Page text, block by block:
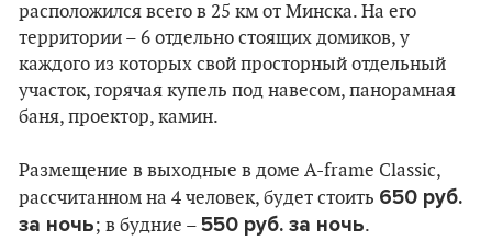
расположился всего в 25 км от Минска. На его
территории – 6 отдельно стоящих домиков, у
каждого из которых свой просторный отдельный
участок, горячая купель под навесом, панорамная
баня, проектор, камин.
Размещение в выходные в доме А-frame Classic,
рассчитанном на 4 человек, будет стоить 650 руб.
за ночь; в будние – 550 руб. за ночь.